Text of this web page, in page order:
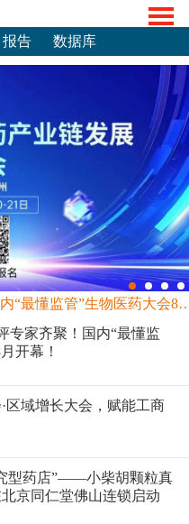
报告 数据库
20+监管与首席审评专家齐聚！国内“最
专家齐聚！国内“最懂监
开幕！
区域增长大会，赋能工商
型药店”——小柴胡颗粒真
京同仁堂佛山连锁启动